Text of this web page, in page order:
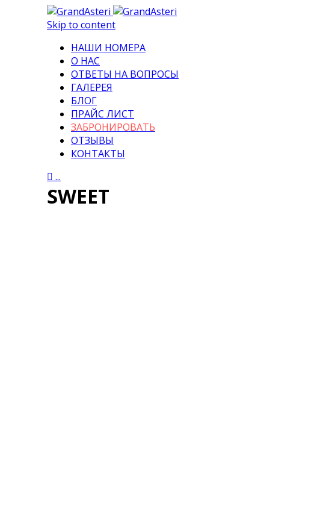
Skip to content
НАШИ НОМЕРА
О НАС
ОТВЕТЫ НА ВОПРОСЫ
ГАЛЕРЕЯ
БЛОГ
ПРАЙС ЛИСТ
ЗАБРОНИРОВАТЬ
ОТЗЫВЫ
КОНТАКТЫ
 ...
SWEET